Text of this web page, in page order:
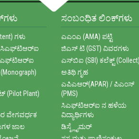
ಗಳು
ಸಿಎಫ್‌ಟಿಆರ್‌ಐ
(Pilot Plant)
ವೇಗವರ್ಧಕ
ಜಾಲ
ಸಂಬಂಧಿತ ಲಿಂಕ್‌ಗಳು
ಎಎಂಎ (AMA) ಪಟ್ಟಿ
ಜಿಎಸ್ ಟಿ (GST) ವಿವರಗಳು
ಎಸ್‌ಬಿಐ (SBI) ಕಲೆಕ್ಟ್ (Collect)
ಅತಿಥಿ ಗೃಹ
ಎಪಿಎಆರ್(APAR) / ಪಿಎಂಸ್
(PMS)
ಸಿಎಫ್‌ಟಿಆರ್‌ಐ ನ ಹಳೆಯ
ವಿದ್ಯಾರ್ಥಿಗಳು
ಡಿಸ್ಕ್ಲೈಮರ್